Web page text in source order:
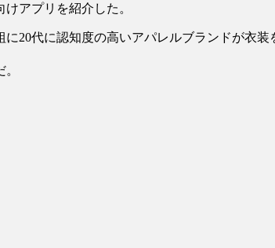
アプリを紹介した。
20代に認知度の高いアパレルブランドが衣